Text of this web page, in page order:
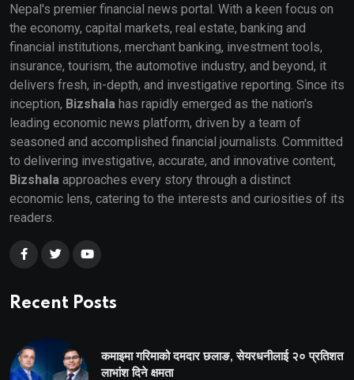
Nepal's premier financial news portal. With a keen focus on
the economy, capital markets, real estate, banking and
financial institutions, merchant banking, investment tools,
insurance, tourism, the automotive industry, and beyond, it
delivers fresh, in-depth, and investigative reporting. Since its
inception, Bizshala has rapidly emerged as the nation's
leading economic news platform, driven by a team of
seasoned and accomplished financial journalists. Committed
to delivering investigative, accurate, and innovative content,
Bizshala approaches every story through a distinct
economic lens, catering to the interests and curiosities of its
readers.
Recent Posts
कमाइमा गरिमाको दमदार छलाङ, सेयरधनीलाई २० प्रतिशत
लाभांश दिने क्षमता